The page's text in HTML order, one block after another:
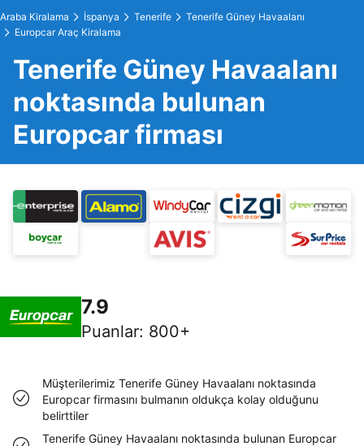
Araba Kiralama İspanya Tenerife
Tenerife Güney Havaalanı
Europcar Araç Kiralama
Tenerife Güney Havaalanı
noktasında bulunan
Europcar firması
7.9
Puanlar: 800+
Müşterilerimiz Tenerife Güney Havaalanı noktasında
Europcar firmasını bulmanın oldukça kolay olduğunu
belirttiler
Tenerife Güney Havaalanı noktasında bulunan Europcar